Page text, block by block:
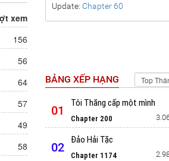
xem
156
56
64
57
49
58
Update: Chapter 60
BẢNG XẾP HẠNG
01
Tôi Thăng cấp một mình
Chapter 200
02
Đảo Hải Tặc
Chapter 1174